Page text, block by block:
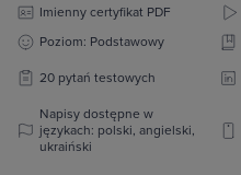
Imienny certyfikat PDF
Poziom: Podstawowy
20 pytań testowych
Napisy dostępne w
językach: polski, angielski,
ukraiński